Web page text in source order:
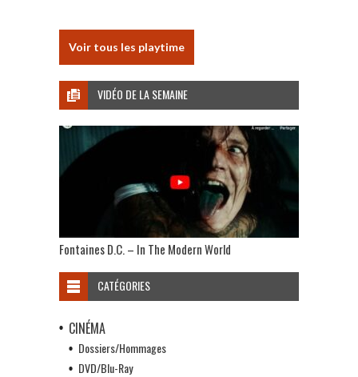
Voir tous les playtime
VIDÉO DE LA SEMAINE
Fontaines D.C. – In The Modern World
CATÉGORIES
CINÉMA
Dossiers/Hommages
DVD/Blu-Ray